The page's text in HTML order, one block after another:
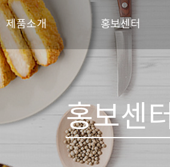
제품소개
브랜드
신선제품
홍보센터
참프레 소식
참프레 견학
갤러리
레시피
홍보센터